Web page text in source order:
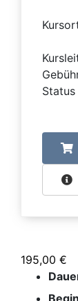
Status
195,00 €